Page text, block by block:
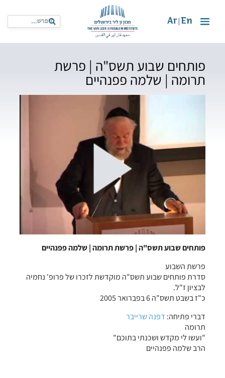
En
Ar
פותחים שבוע תשס"ה | פרשת
תרומה | שלמה פפנהיים
פותחים שבוע תשס"ה | פרשת תרומה | שלמה פפנהיים
פרשת השבוע
סדרת פותחים שבוע תשס"ה מוקדשת לזכרו של פרופ' נחמיה
לבציון ז"ל.
כ"ז בשבט תשס"ה 6 בפברואר 2005
דברי פתיחה: דפנה שרייבר
תרומה
"ועשו לי מקדש ושכנתי בתוכם"
הרב שלמה פפנהיים